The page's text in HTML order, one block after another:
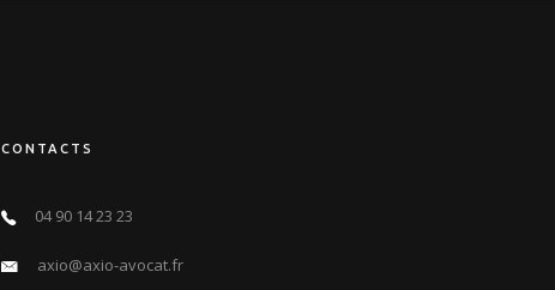
CONTACTS
04 90 14 23 23
axio@axio-avocat.fr